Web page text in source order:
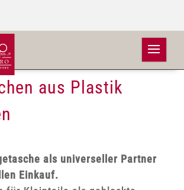
aus Plastik
als universeller Partner
Einkauf.